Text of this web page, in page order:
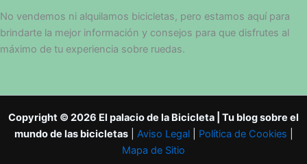
No vendemos ni alquilamos bicicletas, pero estamos aquí para
brindarte la mejor información y consejos para que disfrutes al
máximo de tu experiencia sobre ruedas.
Copyright © 2026 El palacio de la Bicicleta | Tu blog sobre el
mundo de las bicicletas| Aviso Legal| Política de Cookies
Mapa de Sitio